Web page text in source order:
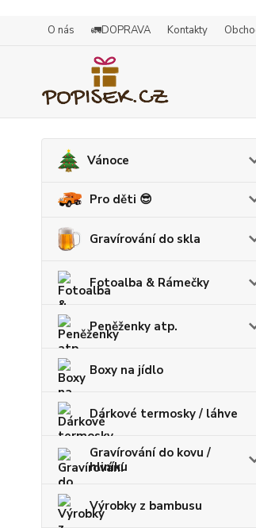
O nás 🚛DOPRAVA Kontakty
Vánoce
Pro děti 😎
Gravírování do skla
Fotoalba & Rámečky
Peněženky atp.
Boxy na jídlo
Dárkové termosky / láhve
Gravírování do kovu /
hliníku
Výrobky z bambusu